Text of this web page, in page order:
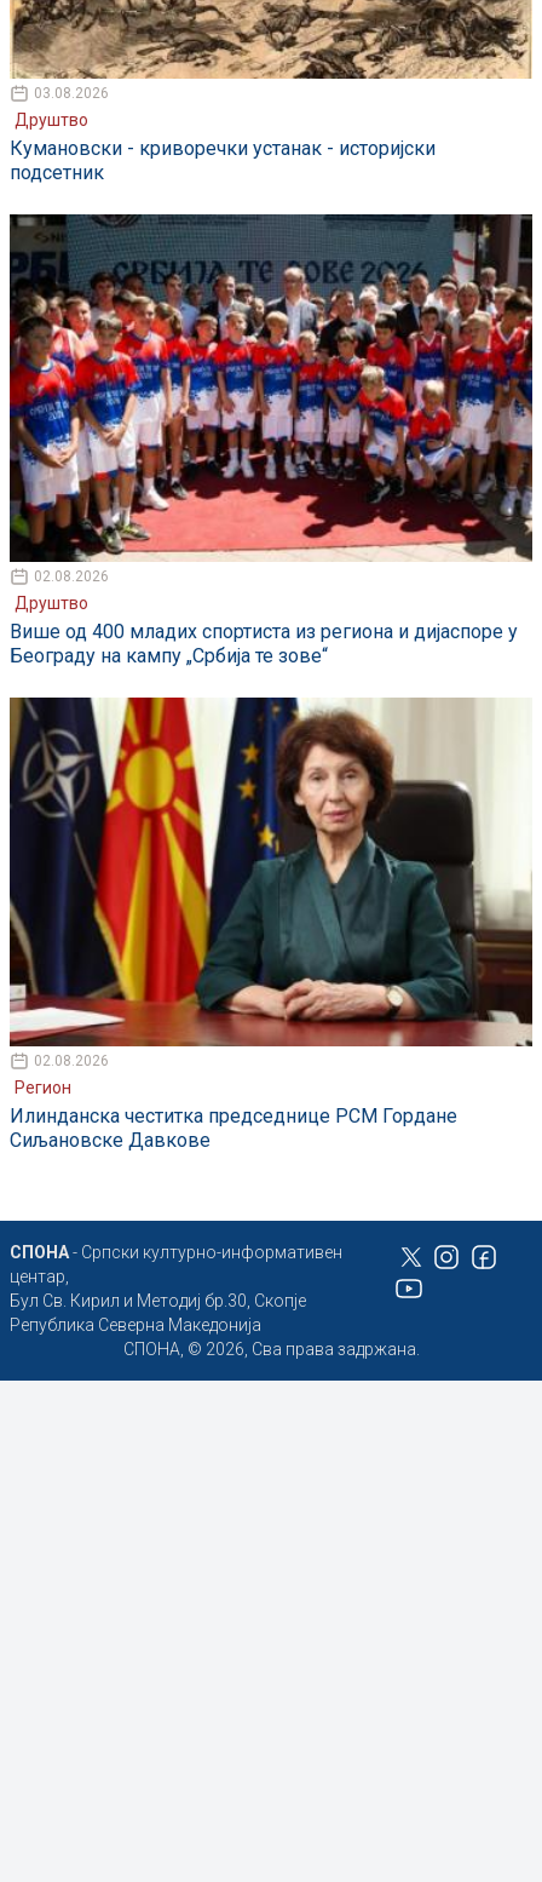
03.08.2026
Друштво
Кумановски - криворечки устанак - историјски
подсетник
02.08.2026
Друштво
Више од 400 младих спортиста из региона и дијаспоре у
Београду на кампу „Србија те зове“
02.08.2026
Регион
Илинданска честитка председнице РСМ Гордане
Сиљановске Давкове
СПОНА- Српски културно-информативен
центар,
Бул Св. Кирил и Методиј бр.30, Скопје
Република Северна Македонија
СПОНА, © 2026, Сва права задржана.